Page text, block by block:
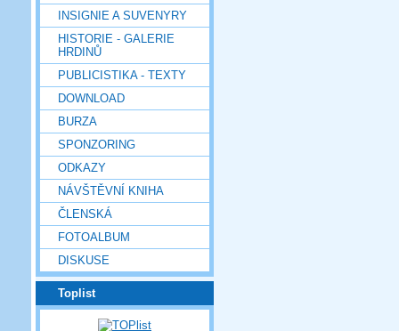
INSIGNIE A SUVENYRY
HISTORIE - GALERIE
HRDINŮ
PUBLICISTIKA - TEXTY
DOWNLOAD
BURZA
SPONZORING
ODKAZY
NÁVŠTĚVNÍ KNIHA
ČLENSKÁ
FOTOALBUM
DISKUSE
Toplist